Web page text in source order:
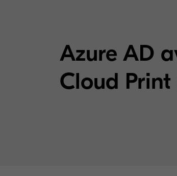
Azure AD
Cloud